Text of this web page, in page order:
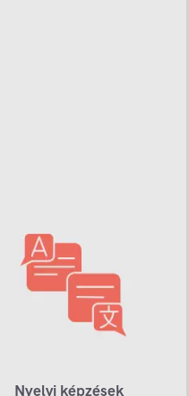
Nyelvi képzések